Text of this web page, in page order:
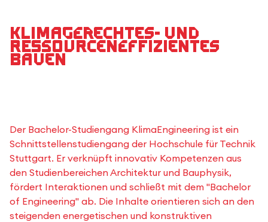
Klimagerechtes- und
ressourceneffizientes
Bauen
Der Bachelor-Studiengang KlimaEngineering ist ein
Schnittstellenstudiengang der Hochschule für Technik
Stuttgart. Er verknüpft innovativ Kompetenzen aus
den Studienbereichen Architektur und Bauphysik,
fördert Interaktionen und schließt mit dem "Bachelor
of Engineering" ab. Die Inhalte orientieren sich an den
steigenden energetischen und konstruktiven